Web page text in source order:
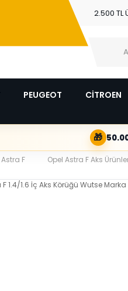
2.500 TL
PEUGEOT CİTROEN
🎁
Astra F Opel Astra F Aks